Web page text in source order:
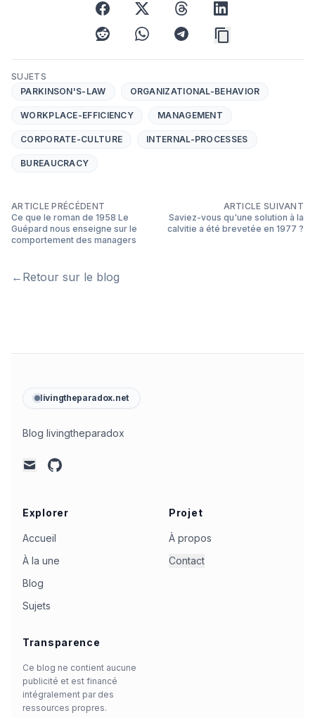
facebooktwitter threads linkedin
reddit whatsapptelegram
SUJETS
PARKINSON'S-LAW
ORGANIZATIONAL-BEHAVIOR
WORKPLACE-EFFICIENCY MANAGEMENT
CORPORATE-CULTURE INTERNAL-PROCESSES
BUREAUCRACY
ARTICLE PRÉCÉDENT
Ce que le roman de 1958 Le
Guépard nous enseigne sur le
comportement des managers
ARTICLE SUIVANT
Saviez-vous qu'une solution à la
calvitie a été brevetée en 1977 ?
← Retour sur le blog
livingtheparadox.net
Blog livingtheparadox
mail
github
Explorer
Accueil
À la une
Blog
Sujets
Projet
À propos
Contact
Transparence
Ce blog ne contient aucune
publicité et est financé
intégralement par des
ressources propres.